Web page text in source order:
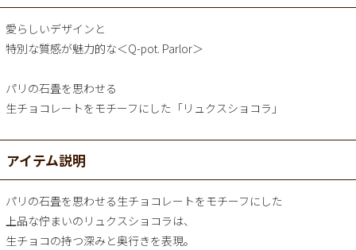
愛らしいデザインと
特別な質感が魅力的な＜Q-pot. Parlor＞
パリの石畳を思わせる
生チョコレートをモチーフにした「リュクスショコラ」
アイテム説明
パリの石畳を思わせる生チョコレートをモチーフにした
上品な佇まいのリュクスショコラは、
生チョコの持つ深みと奥行きを表現。